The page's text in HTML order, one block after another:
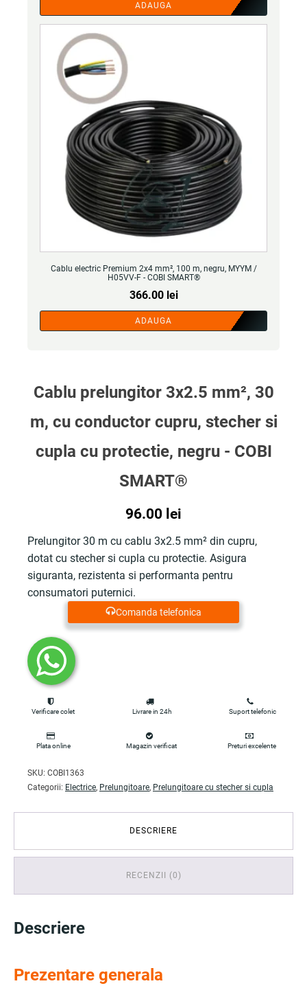
ADAUGA
Cablu electric Premium 2x4 mm², 100 m, negru, MYYM /
H05VV-F - COBI SMART®
366.00 lei
ADAUGA
Cablu prelungitor 3x2.5 mm², 30
m, cu conductor cupru, stecher si
cupla cu protectie, negru - COBI
SMART®
96.00 lei
Prelungitor 30 m cu cablu 3x2.5 mm² din cupru,
dotat cu stecher si cupla cu protectie. Asigura
siguranta, rezistenta si performanta pentru
consumatori puternici.
Comanda telefonica
Verificare colet Livrare in 24h Suport telefonic
Plata online Magazin verificat Preturi excelente
SKU: COBI1363
Categorii: Electrice, Prelungitoare, Prelungitoare cu stecher si cupla
DESCRIERE
RECENZII (0)
Descriere
Prezentare generala